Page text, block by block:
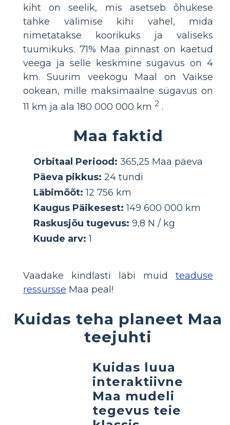
kiht on seelik, mis asetseb õhukese
tahke välimise kihi vahel, mida
nimetatakse koorikuks ja väliseks
tuumikuks. 71% Maa pinnast on kaetud
veega ja selle keskmine sügavus on 4
km. Suurim veekogu Maal on Vaikse
ookean, mille maksimaalne sügavus on
11 km ja ala 180 000 000 km 2 .
Maa faktid
Orbitaal Periood: 365,25 Maa päeva
Päeva pikkus: 24 tundi
Läbimõõt: 12 756 km
Kaugus Päikesest: 149 600 000 km
Raskusjõu tugevus: 9,8 N / kg
Kuude arv: 1
Vaadake kindlasti läbi muid teaduse
ressursse Maa peal!
Kuidas teha planeet Maa
teejuhti
Kuidas luua
interaktiivne
Maa mudeli
tegevus teie